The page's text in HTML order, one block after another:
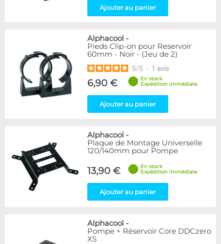
Ajouter au panier
Alphacool -
Pieds Clip-on pour Reservoir
60mm - Noir - (Jeu de 2)
5/5 - 1 avis
6,90 €
En stock
Expédition immédiate
Ajouter au panier
Alphacool -
Plaque de Montage Universelle
120/140mm pour Pompe
13,90 €
En stock
Expédition immédiate
Ajouter au panier
Alphacool -
Pompe + Réservoir Core DDCzero
XS